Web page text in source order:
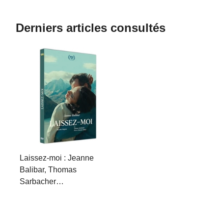
Derniers articles consultés
Laissez-moi : Jeanne
Balibar, Thomas
Sarbacher…